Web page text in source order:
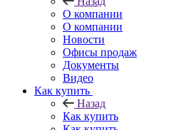
О компании
О компании
Новости
Офисы продаж
Документы
Видео
Как купить
Назад
Как купить